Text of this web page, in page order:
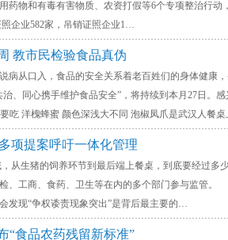
药物和有毒有害物质、农资打假等6个专项整治行
企业582家，吊销证照企业1…
教市民检验食品真伪
从口入，食品的安全关系着老百姓们的身体健康
、同心携手维护食品安全”，将持续到本月27日。
吃 洋槐蜂蜜 颜色深浅大不同 泡椒凤爪是武汉人餐
项提案呼吁一体化管理
生猪的饲养环节到最后端上餐桌，到底要经过
、工商、食药、卫生等在内的多个部门参与监管
发现“争权诿责现象突出”是背后最主要的…
“食品农药残留新标准”